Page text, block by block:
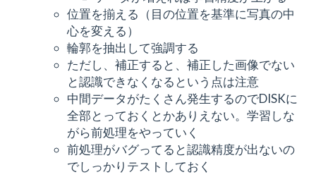
位置を揃える（目の位置を基準に写真の中
心を変える）
輪郭を抽出して強調する
ただし、補正すると、補正した画像でない
と認識できなくなるという点は注意
中間データがたくさん発生するのでDISKに
全部とっておくとかありえない。学習しな
がら前処理をやっていく
前処理がバグってると認識精度が出ないの
でしっかりテストしておく